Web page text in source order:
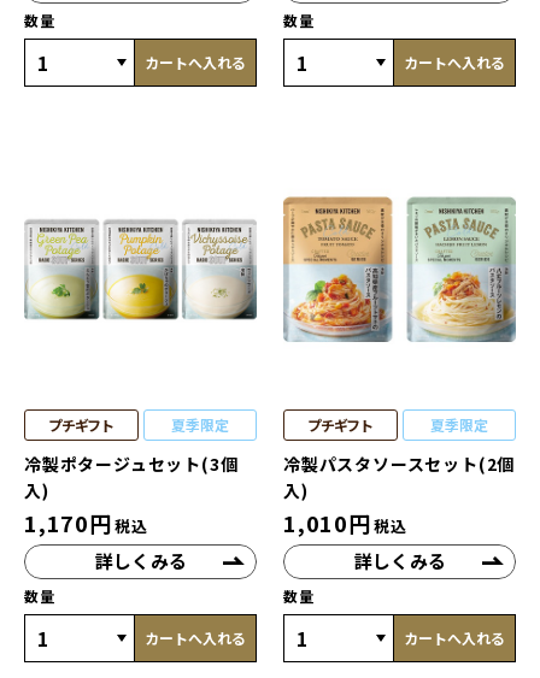
数量
カートへ入れる
数量
カートへ入れる
プチギフト 夏季限定
冷製ポタージュセット(3個
入)
1,170円税込
詳しくみる
数量
カートへ入れる
プチギフト 夏季限定
冷製パスタソースセット(2個
入)
1,010円税込
詳しくみる
数量
カートへ入れる